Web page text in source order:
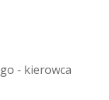
go - kierowca